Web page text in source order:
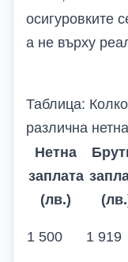
осигуровките
а не върху
Таблица:
различна
Нетна
заплата
(лв.)
1 500 1 919